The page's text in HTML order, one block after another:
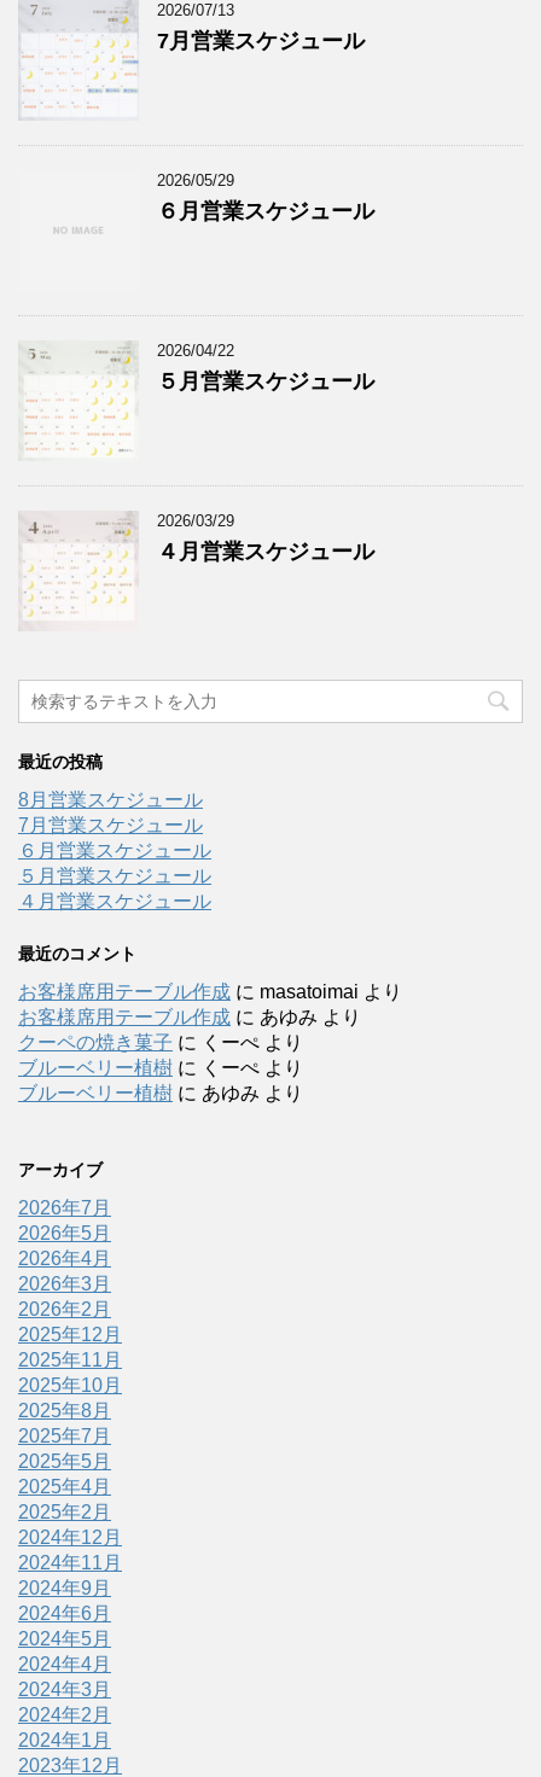
2026/07/13
7月営業スケジュール
2026/05/29
６月営業スケジュール
2026/04/22
５月営業スケジュール
2026/03/29
４月営業スケジュール
最近の投稿
8月営業スケジュール
7月営業スケジュール
６月営業スケジュール
５月営業スケジュール
４月営業スケジュール
最近のコメント
お客様席用テーブル作成 に masatoimai より
お客様席用テーブル作成 に あゆみ より
クーペの焼き菓子 に くーぺ より
ブルーベリー植樹 に くーぺ より
ブルーベリー植樹 に あゆみ より
アーカイブ
2026年7月
2026年5月
2026年4月
2026年3月
2026年2月
2025年12月
2025年11月
2025年10月
2025年8月
2025年7月
2025年5月
2025年4月
2025年2月
2024年12月
2024年11月
2024年9月
2024年6月
2024年5月
2024年4月
2024年3月
2024年2月
2024年1月
2023年12月